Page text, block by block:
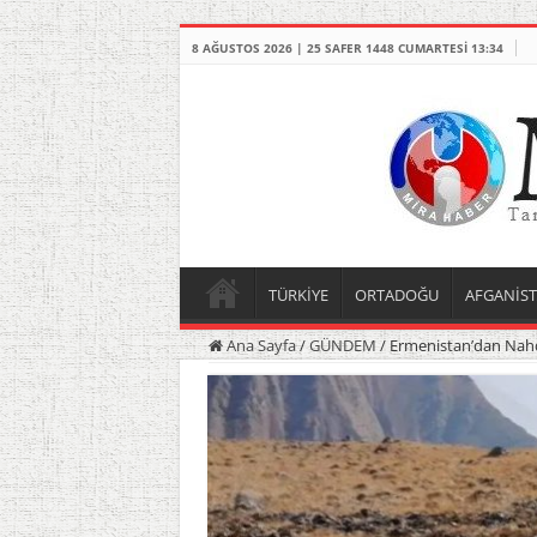
8 AĞUSTOS 2026 | 25 SAFER 1448 CUMARTESI 13:34
TÜRKİYE ORTADOĞU
Ana Sayfa/GÜNDEM /Ermenistan’dan